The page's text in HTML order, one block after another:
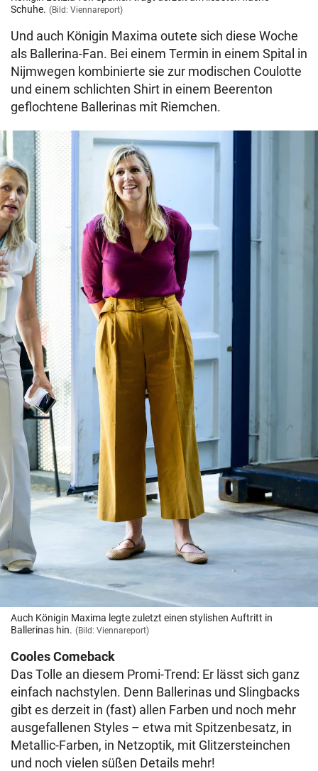
Schuhe. (Bild: Viennareport)
Und auch Königin Maxima outete sich diese Woche
als Ballerina-Fan. Bei einem Termin in einem Spital in
Nijmwegen kombinierte sie zur modischen Coulotte
und einem schlichten Shirt in einem Beerenton
geflochtene Ballerinas mit Riemchen.
Auch Königin Maxima legte zuletzt einen stylishen Auftritt in
Ballerinas hin. (Bild: Viennareport)
Cooles Comeback
Das Tolle an diesem Promi-Trend: Er lässt sich ganz
einfach nachstylen. Denn Ballerinas und Slingbacks
gibt es derzeit in (fast) allen Farben und noch mehr
ausgefallenen Styles – etwa mit Spitzenbesatz, in
Metallic-Farben, in Netzoptik, mit Glitzersteinchen
und noch vielen süßen Details mehr!